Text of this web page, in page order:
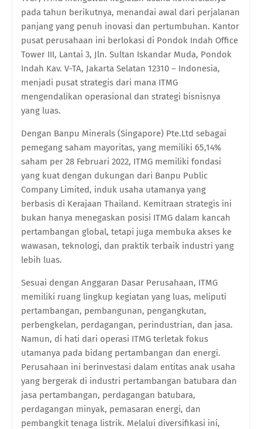
pada tahun berikutnya, menandai awal dari perjalanan
panjang yang penuh inovasi dan pertumbuhan. Kantor
pusat perusahaan ini berlokasi di Pondok Indah Office
Tower III, Lantai 3, Jln. Sultan Iskandar Muda, Pondok
Indah Kav. V-TA, Jakarta Selatan 12310 – Indonesia,
menjadi pusat strategis dari mana ITMG
mengendalikan operasional dan strategi bisnisnya
yang luas.
Dengan Banpu Minerals (Singapore) Pte.Ltd sebagai
pemegang saham mayoritas, yang memiliki 65,14%
saham per 28 Februari 2022, ITMG memiliki fondasi
yang kuat dengan dukungan dari Banpu Public
Company Limited, induk usaha utamanya yang
berbasis di Kerajaan Thailand. Kemitraan strategis ini
bukan hanya menegaskan posisi ITMG dalam kancah
pertambangan global, tetapi juga membuka akses ke
wawasan, teknologi, dan praktik terbaik industri yang
lebih luas.
Sesuai dengan Anggaran Dasar Perusahaan, ITMG
memiliki ruang lingkup kegiatan yang luas, meliputi
pertambangan, pembangunan, pengangkutan,
perbengkelan, perdagangan, perindustrian, dan jasa.
Namun, di hati dari operasi ITMG terletak fokus
utamanya pada bidang pertambangan dan energi.
Perusahaan ini berinvestasi dalam entitas anak usaha
yang bergerak di industri pertambangan batubara dan
jasa pertambangan, perdagangan batubara,
perdagangan minyak, pemasaran energi, dan
pembangkit tenaga listrik. Melalui diversifikasi ini,